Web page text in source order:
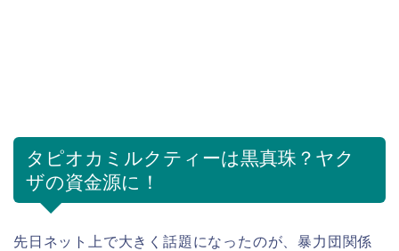
タピオカミルクティーは黒真珠？ヤク
ザの資金源に！
先日ネット上で大きく話題になったのが、暴力団関係